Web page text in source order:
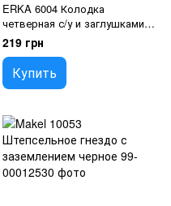
ERKA 6004 Колодка
четверная с/у и заглушками
4x16 (каучук)
219 грн
Купить